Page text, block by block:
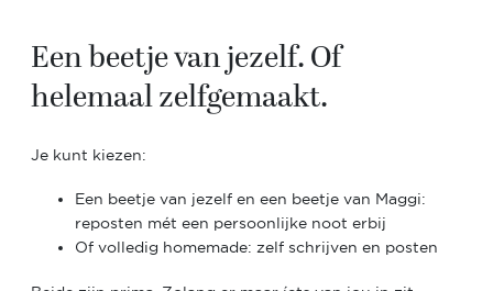
Een beetje van jezelf. Of
helemaal zelfgemaakt.
Je kunt kiezen:
Een beetje van jezelf en een beetje van Maggi:
reposten mét een persoonlijke noot erbij
Of volledig homemade: zelf schrijven en posten